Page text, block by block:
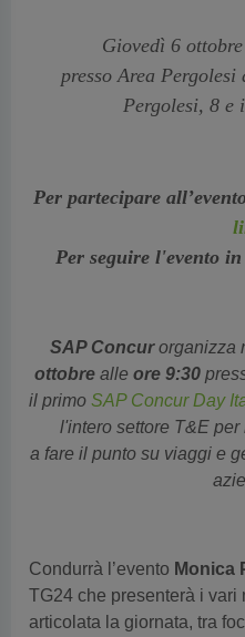
Giovedì 6
presso Area
Pergolesi, 8 e
Per partecipare
Per seguire l'evento
SAP Concurorganizza
ottobrealle ore 9:30
il primo SAP Concur Day
l'intero settore T&E
a fare il punto su viaggi e
Condurrà l’evento Monica
TG24 che presenterà i vari
articolata la giornata, tra